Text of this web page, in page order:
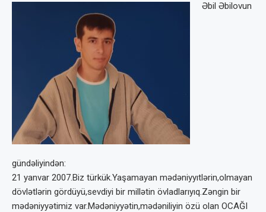
Əbil Əbilovun
gündəliyindən:
21 yanvar 2007.Biz türkük.Yaşamayan mədəniyyıtlərin,olmayan
dövlətlərin gördüyü,sevdiyi bir millətin övladlarıyıq.Zəngin bir
mədəniyyətimiz var.Mədəniyyətin,mədəniliyin özü olan OCAĞI